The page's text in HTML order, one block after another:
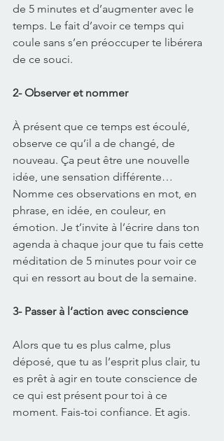
de 5 minutes et d’augmenter avec le
temps. Le fait d’avoir ce temps qui
coule sans s’en préoccuper te libérera
de ce souci.
2- Observer et nommer
À présent que ce temps est écoulé,
observe ce qu’il a de changé, de
nouveau. Ça peut être une nouvelle
idée, une sensation différente…
Nomme ces observations en mot, en
phrase, en idée, en couleur, en
émotion. Je t’invite à l’écrire dans ton
agenda à chaque jour que tu fais cette
méditation de 5 minutes pour voir ce
qui en ressort au bout de la semaine.
3- Passer à l’action avec conscience
Alors que tu es plus calme, plus
déposé, que tu as l’esprit plus clair, tu
es prêt à agir en toute conscience de
ce qui est présent pour toi à ce
moment. Fais-toi confiance. Et agis.